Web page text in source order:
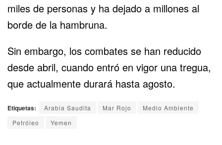
miles de personas y ha dejado a millones al
borde de la hambruna.
Sin embargo, los combates se han reducido
desde abril, cuando entró en vigor una tregua,
que actualmente durará hasta agosto.
Etiquetas: Arabia Saudita Mar Rojo
Medio Ambiente
Petróleo
Yemen